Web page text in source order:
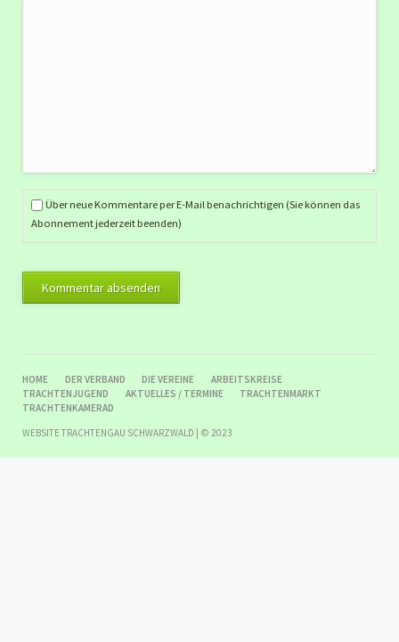
Über neue Kommentare per E-Mail benachrichtigen (Sie können das
Abonnement jederzeit beenden)
Kommentar absenden
NAVIGATION
ÜBERSPRINGEN
HOME DER VERBAND DIE VEREINE
ARBEITSKREISE
TRACHTENJUGEND
AKTUELLES / TERMINE
TRACHTENMARKT
TRACHTENKAMERAD
WEBSITE TRACHTENGAU SCHWARZWALD | © 2023